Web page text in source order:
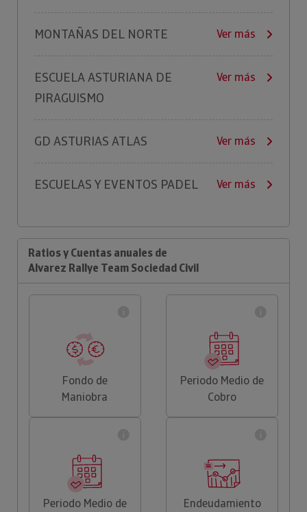
MONTAÑAS DEL NORTE Ver más
ESCUELA ASTURIANA DE
PIRAGUISMO
Ver más
GD ASTURIAS ATLAS Ver más
ESCUELAS Y EVENTOS PADEL Ver más
Ratios y Cuentas anuales de
Alvarez Rallye Team Sociedad Civil
Fondo de
Maniobra
Periodo Medio de
Cobro
Periodo Medio de
Endeudamiento